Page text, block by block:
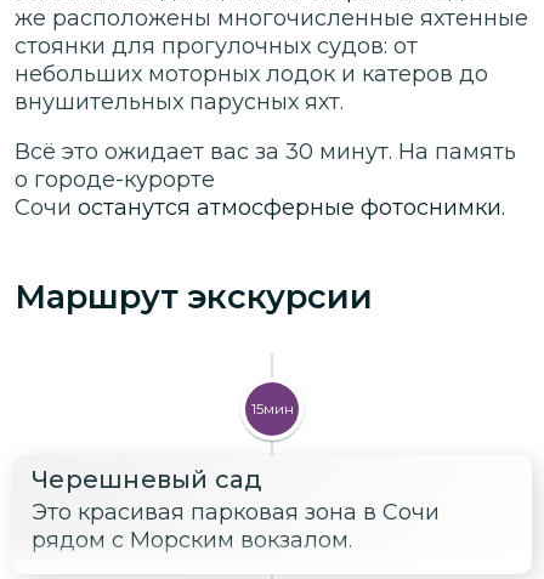
же расположены многочисленные яхтенные
стоянки для прогулочных судов: от
небольших моторных лодок и катеров до
внушительных парусных яхт.
Всё это ожидает вас за 30 минут. На память
о городе-курорте
Сочи останутся атмосферные фотоснимки.
Маршрут экскурсии
15мин
Черешневый сад
Это красивая парковая зона в Сочи
рядом с Морским вокзалом.